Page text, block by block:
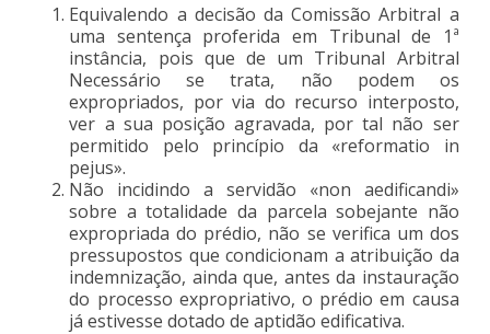
Equivalendo a decisão da Comissão Arbitral a
uma sentença proferida em Tribunal de 1ª
instância, pois que de um Tribunal Arbitral
Necessário se trata, não podem os
expropriados, por via do recurso interposto,
ver a sua posição agravada, por tal não ser
permitido pelo princípio da «reformatio in
pejus».
Não incidindo a servidão «non aedificandi»
sobre a totalidade da parcela sobejante não
expropriada do prédio, não se verifica um dos
pressupostos que condicionam a atribuição da
indemnização, ainda que, antes da instauração
do processo expropriativo, o prédio em causa
já estivesse dotado de aptidão edificativa.